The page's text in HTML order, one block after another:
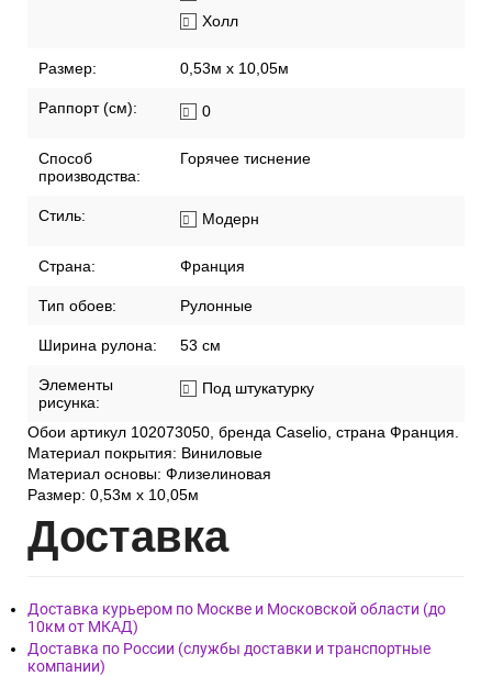
Холл
Размер: 0,53м x 10,05м
Раппорт (см): 0
Способ
производства:
Горячее тиснение
Стиль: Модерн
Страна: Франция
Тип обоев: Рулонные
Ширина рулона: 53 см
Элементы
рисунка:
Под штукатурку
Обои артикул 102073050, бренда Caselio, страна Франция.
Материал покрытия: Виниловые
Материал основы: Флизелиновая
Размер: 0,53м x 10,05м
Доставка
Доставка курьером по Москве и Московской области (до
10км от МКАД)
Доставка по России (службы доставки и транспортные
компании)